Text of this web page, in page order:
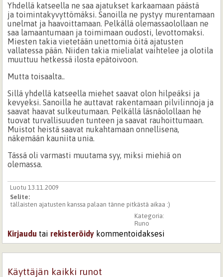
Yhdellä katseella ne saa ajatukset karkaamaan päästä
ja toimintakyvyttömäksi. Sanoilla ne pystyy murentamaan
unelmat ja haavoittamaan. Pelkällä olemassaolollaan ne
saa lamaantumaan ja toimimaan oudosti, levottomaksi.
Miesten takia vietetään unettomia öitä ajatusten
vallatessa pään. Niiden takia mielialat vaihtelee ja olotila
muuttuu hetkessä ilosta epätoivoon.
Mutta toisaalta..
Sillä yhdellä katseella miehet saavat olon hilpeäksi ja
kevyeksi. Sanoilla he auttavat rakentamaan pilvilinnoja ja
saavat haavat sulkeutumaan. Pelkällä läsnäolollaan he
tuovat turvallisuuden tunteen ja saavat rauhoittumaan.
Muistot heistä saavat nukahtamaan onnellisena,
näkemään kauniita unia.
Tässä oli varmasti muutama syy, miksi miehiä on
olemassa.
Luotu 13.11.2009
Selite:
tällaisten ajatusten kanssa palaan tänne pitkästä aikaa :)
Kategoria:
Runo
Kirjaudu tai rekisteröidy kommentoidaksesi
Käyttäjän kaikki runot